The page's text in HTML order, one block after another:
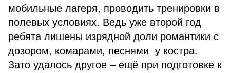
мобильные лагеря, проводить тренировки в
полевых условиях. Ведь уже второй год
ребята лишены изрядной доли романтики с
дозором, комарами, песнями у костра.
Зато удалось другое – ещё при подготовке к